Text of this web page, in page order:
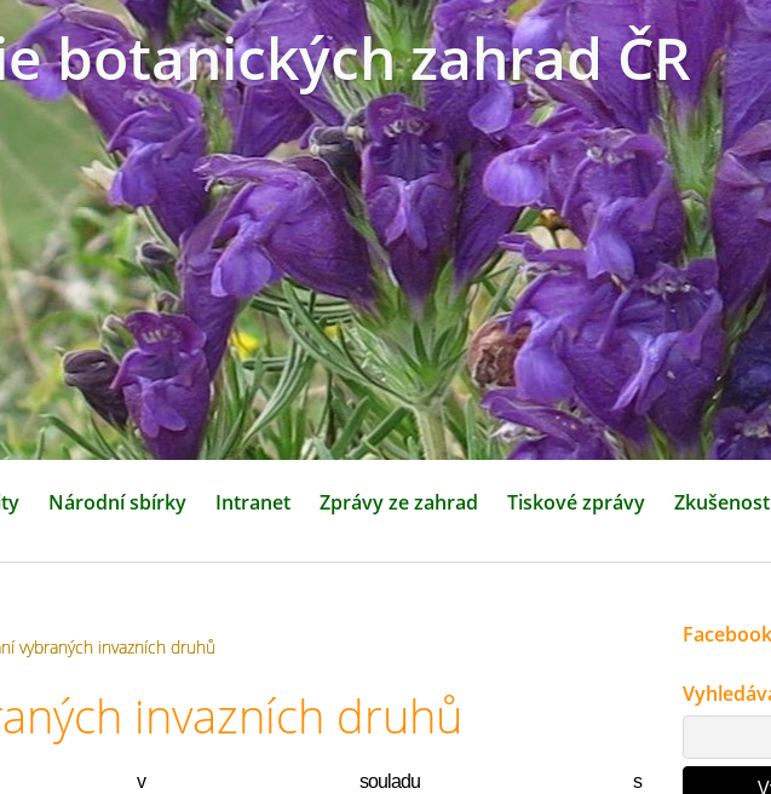
botanických zahrad ČR
Národní sbírky Intranet Zprávy ze zahrad Tiskové zprávy
vybraných invazních druhů
invazních druhů
že v souladu s
Facebook